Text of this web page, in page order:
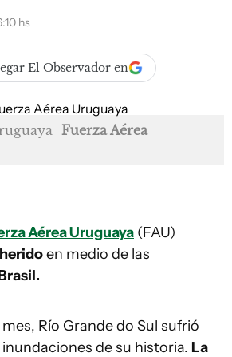
hs
El Observador en
Fuerza Aérea
Aérea Uruguaya (FAU)
en medio de las
Río Grande do Sul sufrió
de su historia. La